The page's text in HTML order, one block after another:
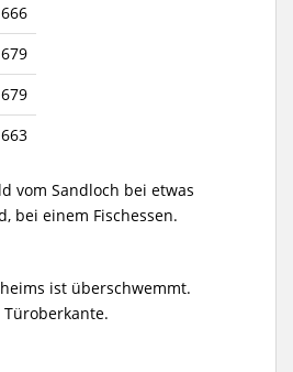
666
679
679
663
vom Sandloch bei etwas
bei einem Fischessen.
ist überschwemmt.
Türoberkante.